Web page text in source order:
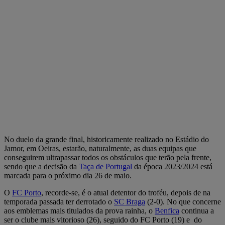
No duelo da grande final, historicamente realizado no Estádio do
Jamor, em Oeiras, estarão, naturalmente, as duas equipas que
conseguirem ultrapassar todos os obstáculos que terão pela frente,
sendo que a decisão da Taça de Portugal da época 2023/2024 está
marcada para o próximo dia 26 de maio.
O FC Porto, recorde-se, é o atual detentor do troféu, depois de na
temporada passada ter derrotado o SC Braga (2-0). No que concerne
aos emblemas mais titulados da prova rainha, o Benfica continua a
ser o clube mais vitorioso (26), seguido do FC Porto (19) e do